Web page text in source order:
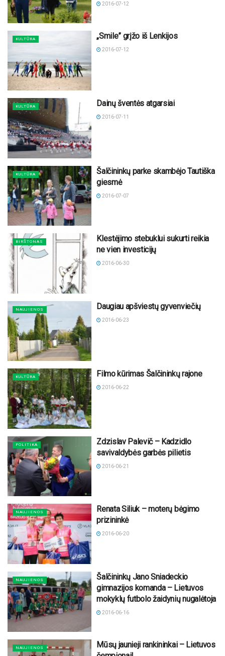
2016-07-12
KULTŪRA „Smile” grįžo iš Lenkijos
2016-07-12
KULTŪRA Dainų šventės atgarsiai
2016-07-11
KULTŪRA
Šalčininkų parke skambėjo Tautiška
giesmė
2016-07-07
BIRŠTONAS
Klestėjimo stebuklui sukurti reikia
ne vien investicijų
2016-06-30
NAUJIENOS Daugiau apšviestų gyvenviečių
2016-06-23
KULTŪRA Filmo kūrimas Šalčininkų rajone
2016-06-22
POLITIKA
Zdzislav Palevič – Kadzidlo
savivaldybės garbės pilietis
2016-06-21
NAUJIENOS
Renata Siliuk – moterų bėgimo
prizininkė
2016-06-20
NAUJIENOS
Šalčininkų Jano Sniadeckio
gimnazijos komanda – Lietuvos
mokyklų futbolo žaidynių nugalėtoja
2016-06-16
NAUJIENOS
Mūsų jaunieji rankininkai – Lietuvos